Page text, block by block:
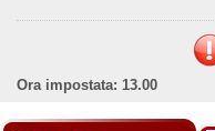
Ora impostata: 13.00